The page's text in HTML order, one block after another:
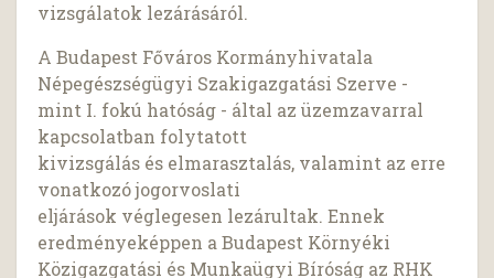
vizsgálatok lezárásáról.
A Budapest Főváros Kormányhivatala
Népegészségügyi Szakigazgatási Szerve -
mint I. fokú hatóság - által az üzemzavarral
kapcsolatban folytatott
kivizsgálás és elmarasztalás, valamint az erre
vonatkozó jogorvoslati
eljárások véglegesen lezárultak. Ennek
eredményeképpen a Budapest Környéki
Közigazgatási és Munkaügyi Bíróság az RHK